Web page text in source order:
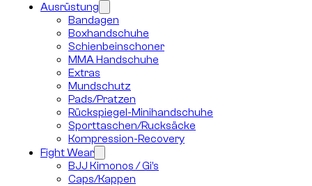
Ausrüstung
Bandagen
Boxhandschuhe
Schienbeinschoner
MMA Handschuhe
Extras
Mundschutz
Pads/Pratzen
Rückspiegel-Minihandschuhe
Sporttaschen/Rucksäcke
Kompression-Recovery
Fight Wear
BJJ Kimonos / Gi’s
Caps/Kappen